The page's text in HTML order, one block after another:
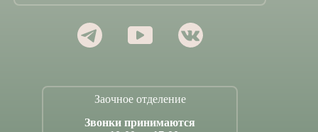
Заочное отделение
Звонки принимаются